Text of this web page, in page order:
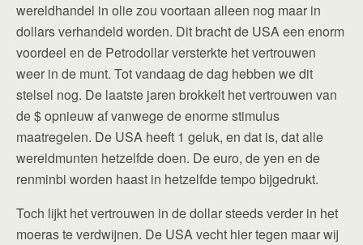
wereldhandel in olie zou voortaan alleen nog maar in
dollars verhandeld worden. Dit bracht de USA een enorm
voordeel en de Petrodollar versterkte het vertrouwen
weer in de munt. Tot vandaag de dag hebben we dit
stelsel nog. De laatste jaren brokkelt het vertrouwen van
de $ opnieuw af vanwege de enorme stimulus
maatregelen. De USA heeft 1 geluk, en dat is, dat alle
wereldmunten hetzelfde doen. De euro, de yen en de
renminbi worden haast in hetzelfde tempo bijgedrukt.
Toch lijkt het vertrouwen in de dollar steeds verder in het
moeras te verdwijnen. De USA vecht hier tegen maar wij